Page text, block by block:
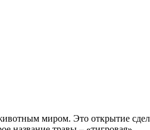
миром. Это открытие